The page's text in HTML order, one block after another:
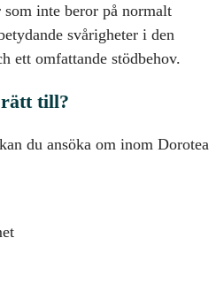
inte beror på normalt
svårigheter i den
ett omfattande stödbehov.
till?
du ansöka om inom Dorotea